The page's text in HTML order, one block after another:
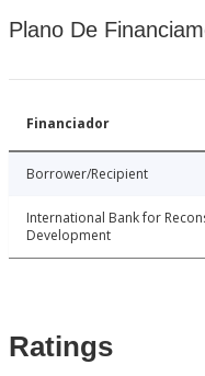
Plano De
Financiador
Borrower/Recipient
International Bank for
Development
Ratings